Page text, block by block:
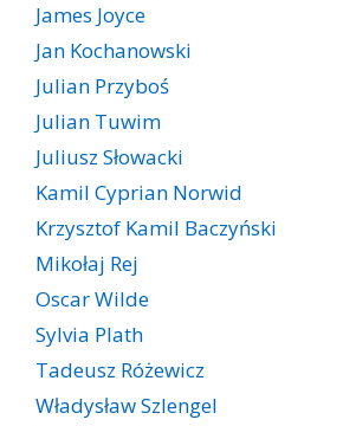
James Joyce
Jan Kochanowski
Julian Przyboś
Julian Tuwim
Juliusz Słowacki
Kamil Cyprian Norwid
Krzysztof Kamil Baczyński
Mikołaj Rej
Oscar Wilde
Sylvia Plath
Tadeusz Różewicz
Władysław Szlengel